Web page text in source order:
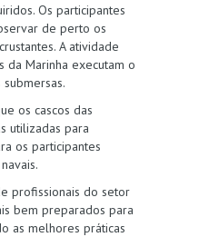
Os participantes
de perto os
A atividade
da Marinha executam o
os cascos das
utilizadas para
os participantes
profissionais do setor
bem preparados para
as melhores práticas